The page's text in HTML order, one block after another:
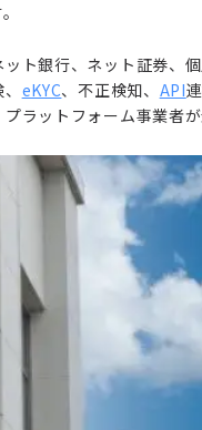
ット銀行、ネット証券、
eKYC、不正検知、 API
ラットフォーム事業者